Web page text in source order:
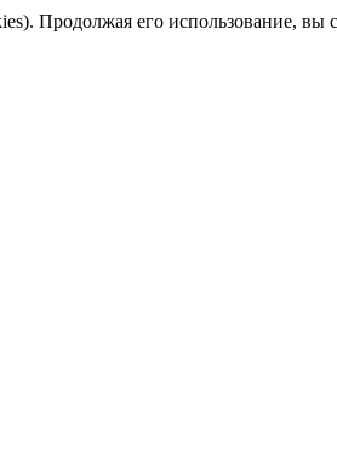
Продолжая его использование, вы